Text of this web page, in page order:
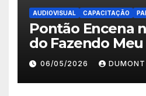
AUDIOVISUAL CAPACITAÇÃO
Pontão Encena
do Fazendo
Filme no Degase
Roxo e reforça
abertas em
06/05/2026 DUMONT